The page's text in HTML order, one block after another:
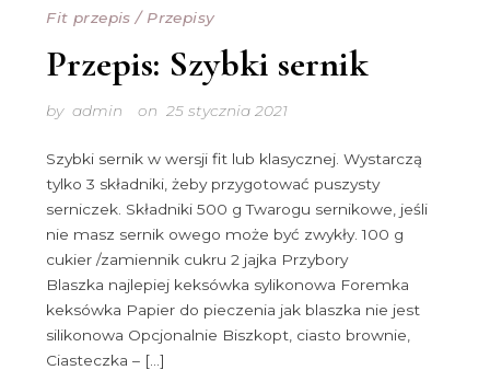
Fit przepis / Przepisy
Przepis: Szybki sernik
by admin on 25 stycznia 2021
Szybki sernik w wersji fit lub klasycznej. Wystarczą
tylko 3 składniki, żeby przygotować puszysty
serniczek. Składniki 500 g Twarogu sernikowe, jeśli
nie masz sernik owego może być zwykły. 100 g
cukier /zamiennik cukru 2 jajka Przybory
Blaszka najlepiej keksówka sylikonowa Foremka
keksówka Papier do pieczenia jak blaszka nie jest
silikonowa Opcjonalnie Biszkopt, ciasto brownie,
Ciasteczka – […]